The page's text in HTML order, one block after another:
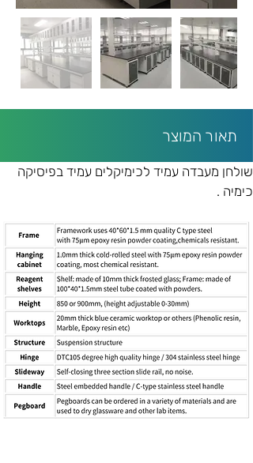
תאור המוצר
שולחן מעבדה עמיד לכימיקלים עמיד בפיסיקה
כימיה .